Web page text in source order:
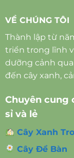
VỀ CHÚNG TÔI
Thành lập từ
triển trong lĩnh
dưỡng cảnh
đến cây xanh,
Chuyên cung
sỉ và lẻ
Cây Xanh
Cây Để Bàn